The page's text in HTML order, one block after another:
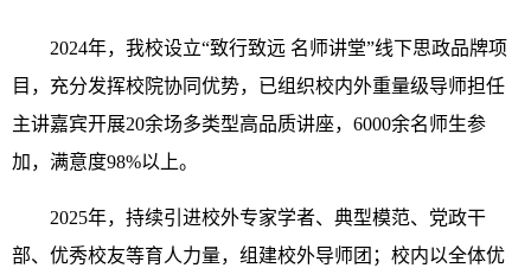
2024年，我校设立“致行致远 名师讲堂”线下思政品牌项
目，充分发挥校院协同优势，已组织校内外重量级导师担任
主讲嘉宾开展20余场多类型高品质讲座，6000余名师生参
加，满意度98%以上。
2025年，持续引进校外专家学者、典型模范、党政干
部、优秀校友等育人力量，组建校外导师团；校内以全体优